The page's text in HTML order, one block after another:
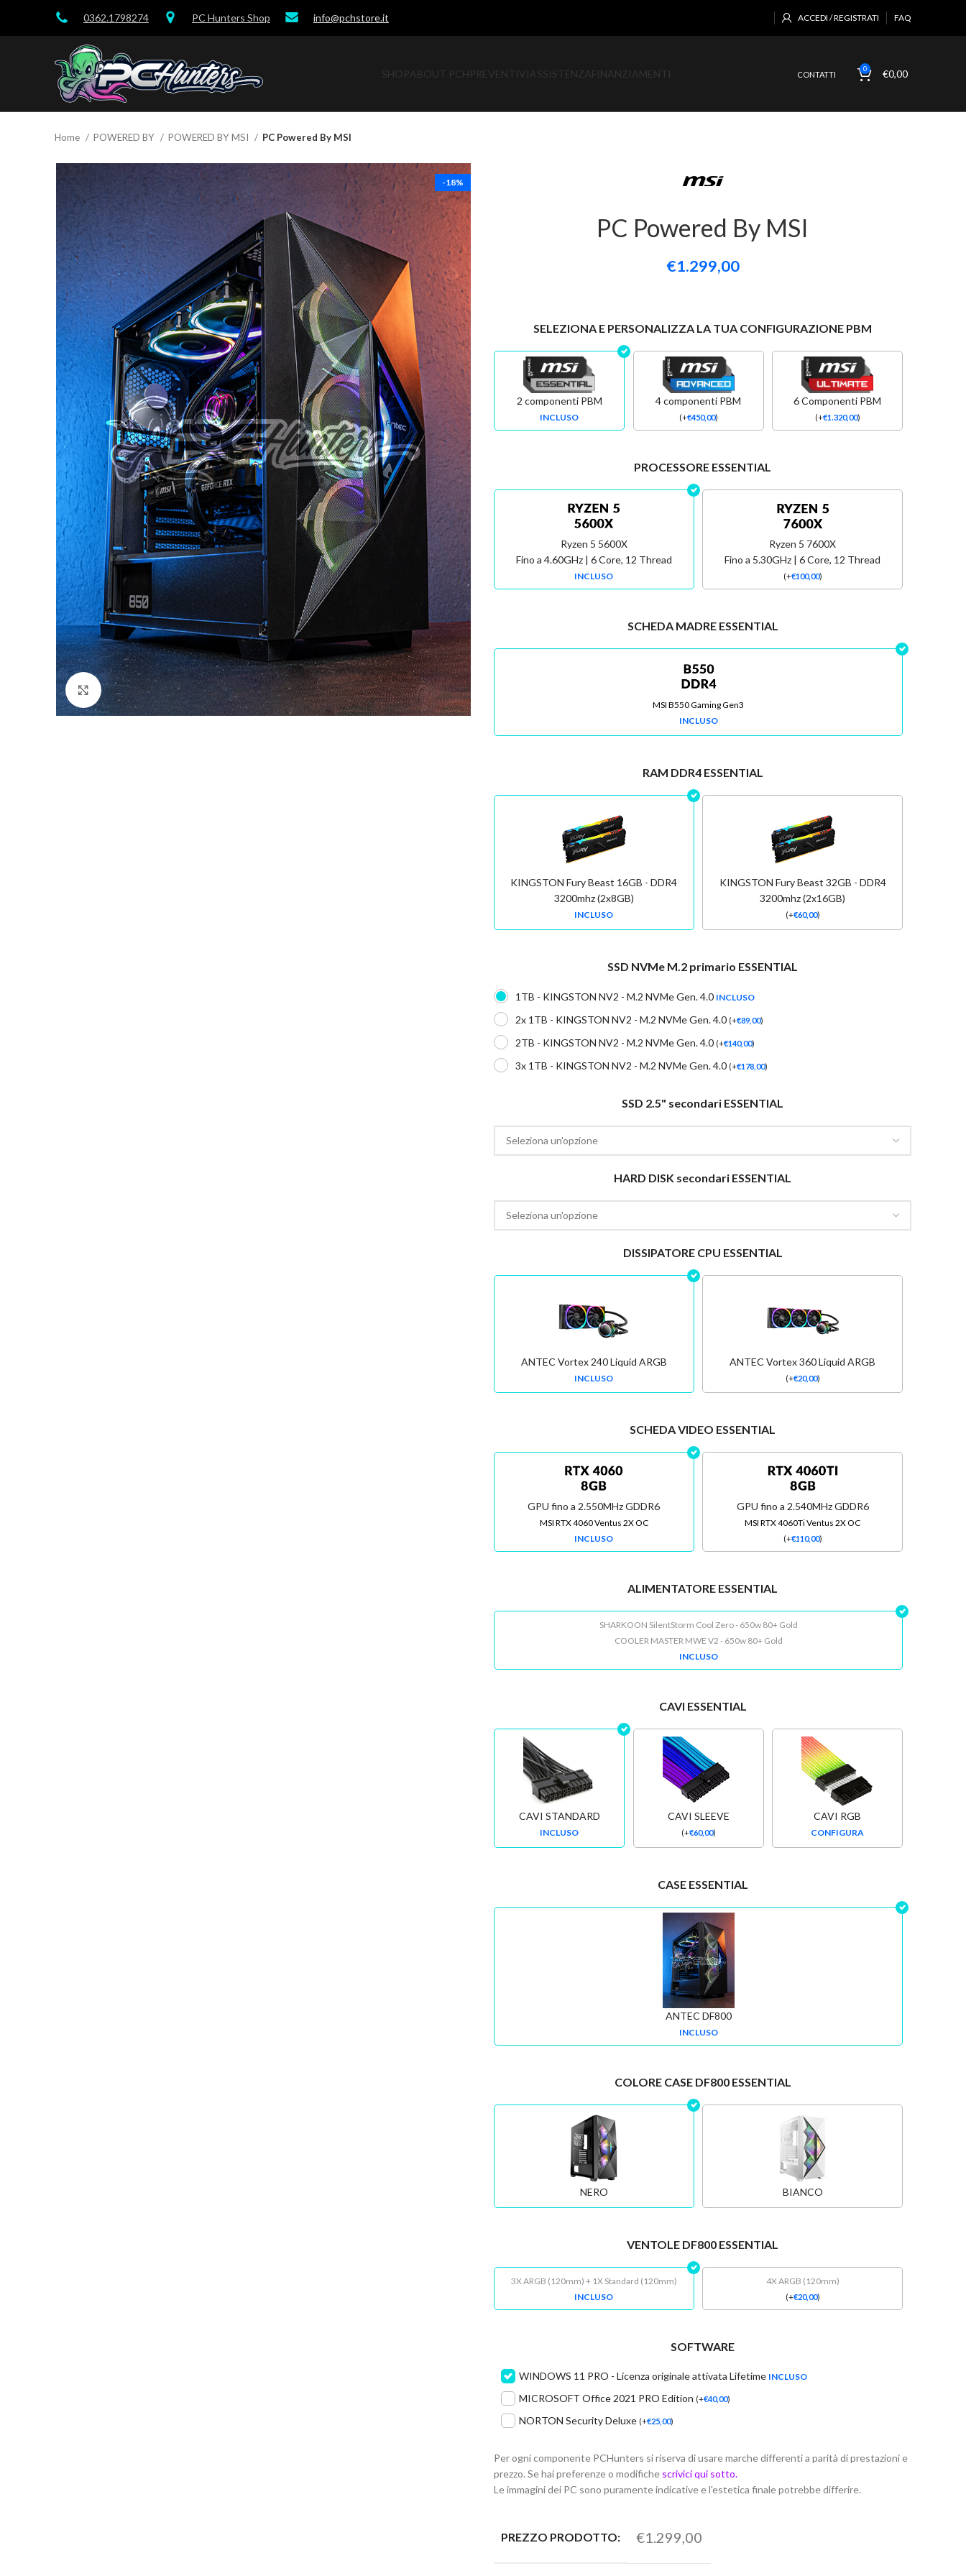
0362.1798274 PC Hunters Shop info@pchstore.it ACCEDI / REGISTRATI FAQ
SHOPABOUT PCHPREVENTIVIASSISTENZAFINANZIAMENTI CONTATTI
0 €0,00
Home POWERED BY POWERED BY MSI PC Powered By MSI
-18%
Click to enlarge
PC Powered By MSI
€1.299,00
SELEZIONA E PERSONALIZZA LA TUA CONFIGURAZIONE PBM
2 componenti PBM
INCLUSO
4 componenti PBM
(+€450,00)
6 Componenti PBM
(+€1.320,00)
PROCESSORE ESSENTIAL
Ryzen 5 5600X
Fino a 4.60GHz | 6 Core, 12 Thread
INCLUSO
Ryzen 5 7600X
Fino a 5.30GHz | 6 Core, 12 Thread
(+€100,00)
SCHEDA MADRE ESSENTIAL
MSI B550 Gaming Gen3
INCLUSO
RAM DDR4 ESSENTIAL
KINGSTON Fury Beast 16GB - DDR4
3200mhz (2x8GB)
INCLUSO
KINGSTON Fury Beast 32GB - DDR4
3200mhz (2x16GB)
(+€60,00)
SSD NVMe M.2 primario ESSENTIAL
1TB - KINGSTON NV2 - M.2 NVMe Gen. 4.0 INCLUSO
2x 1TB - KINGSTON NV2 - M.2 NVMe Gen. 4.0 (+€89,00)
2TB - KINGSTON NV2 - M.2 NVMe Gen. 4.0 (+€140,00)
3x 1TB - KINGSTON NV2 - M.2 NVMe Gen. 4.0 (+€178,00)
SSD 2.5" secondari ESSENTIAL
HARD DISK secondari ESSENTIAL
DISSIPATORE CPU ESSENTIAL
ANTEC Vortex 240 Liquid ARGB
INCLUSO
ANTEC Vortex 360 Liquid ARGB
(+€20,00)
SCHEDA VIDEO ESSENTIAL
GPU fino a 2.550MHz GDDR6
MSI RTX 4060 Ventus 2X OC
INCLUSO
GPU fino a 2.540MHz GDDR6
MSI RTX 4060Ti Ventus 2X OC
(+€110,00)
ALIMENTATORE ESSENTIAL
SHARKOON SilentStorm Cool Zero - 650w 80+ Gold
COOLER MASTER MWE V2 - 650w 80+ Gold
INCLUSO
CAVI ESSENTIAL
CAVI STANDARD
INCLUSO
CAVI SLEEVE
(+€60,00)
CAVI RGB
CONFIGURA
CASE ESSENTIAL
ANTEC DF800
INCLUSO
COLORE CASE DF800 ESSENTIAL
NERO BIANCO
VENTOLE DF800 ESSENTIAL
3X ARGB (120mm) + 1X Standard (120mm)
INCLUSO
4X ARGB (120mm)
(+€20,00)
SOFTWARE
WINDOWS 11 PRO - Licenza originale attivata Lifetime INCLUSO
MICROSOFT Office 2021 PRO Edition (+€40,00)
NORTON Security Deluxe (+€25,00)
Per ogni componente PCHunters si riserva di usare marche differenti a parità di prestazioni e
prezzo. Se hai preferenze o modifiche scrivici qui sotto.
Le immagini dei PC sono puramente indicative e l'estetica finale potrebbe differire.
PREZZO PRODOTTO: €1.299,00